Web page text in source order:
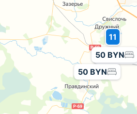
50 BYN
50 BYN
50 BYN
11